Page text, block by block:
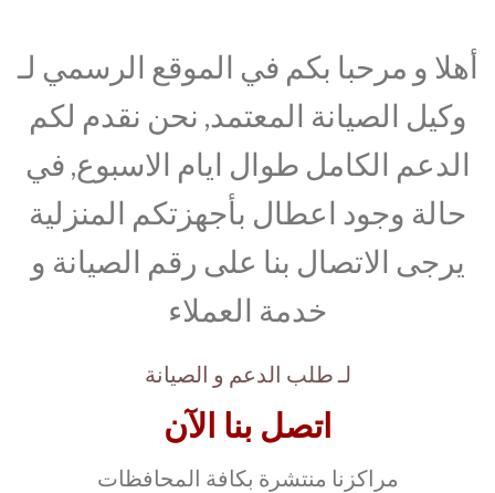
أهلا و مرحبا بكم في الموقع الرسمي لـ
وكيل الصيانة المعتمد, نحن نقدم لكم
الدعم الكامل طوال ايام الاسبوع, في
حالة وجود اعطال بأجهزتكم المنزلية
يرجى الاتصال بنا على رقم الصيانة و
خدمة العملاء
لـ طلب الدعم و الصيانة
اتصل بنا الآن
مراكزنا منتشرة بكافة المحافظات